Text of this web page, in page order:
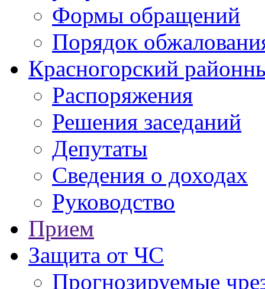
Формы обращений
Порядок
Красногорский
Распоряжения
Решения заседаний
Депутаты
Сведения о доходах
Руководство
Прием
Защита от ЧС
Прогнозируемые